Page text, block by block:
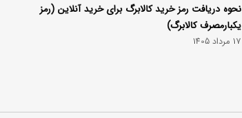
نحوه دریافت رمز خرید کالابرگ برای خرید آنلاین (رمز
یکبارمصرف کالابرگ)
17 مرداد 1405